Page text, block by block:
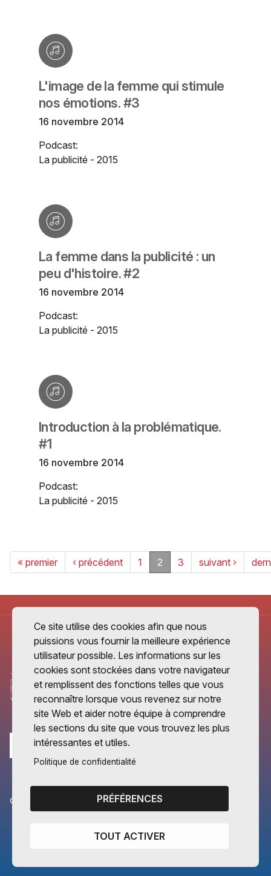
L'image de la femme qui stimule
nos émotions. #3
16 novembre 2014
Podcast:
La publicité - 2015
La femme dans la publicité : un
peu d'histoire. #2
16 novembre 2014
Podcast:
La publicité - 2015
Introduction à la problématique.
#1
16 novembre 2014
Podcast:
La publicité - 2015
« premier ‹ précédent 1 2 3 suivant ›
CANTONS PARTENAIRES
Vaud
Ce site utilise des cookies afin que nous
puissions vous fournir la meilleure expérience
utilisateur possible. Les informations sur les
cookies sont stockées dans votre navigateur
et remplissent des fonctions telles que vous
reconnaître lorsque vous revenez sur notre
site Web et aider notre équipe à comprendre
les sections du site que vous trouvez les plus
intéressantes et utiles.
Politique de confidentialité
PRÉFÉRENCES
TOUT ACTIVER